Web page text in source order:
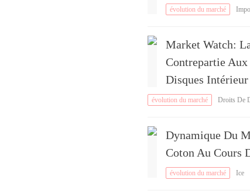
évolution du marché
Market Watch:
Contrepartie Aux
Disques
évolution du marché Droits De
Dynamique Du
Coton Au Cours
évolution du marché Ice